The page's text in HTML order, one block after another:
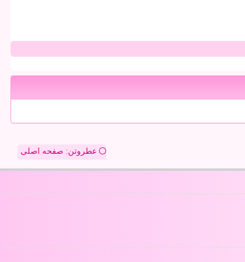
عطروتن: صفحه اصلی